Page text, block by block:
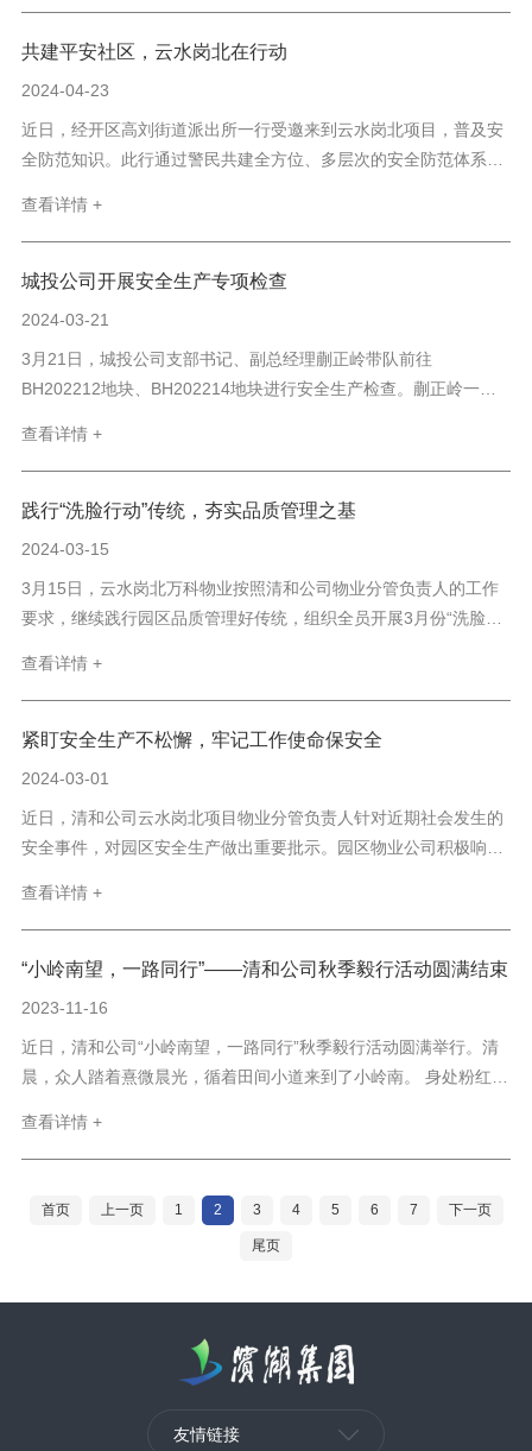
共建平安社区，云水岗北在行动
2024-04-23
近日，经开区高刘街道派出所一行受邀来到云水岗北项目，普及安
全防范知识。此行通过警民共建全方位、多层次的安全防范体系，
安保的相关工作安排及人员资质情况。辖区民警对物业的安保措施
给予肯定，并提出共建平安社区的工作要求。云水岗北分管物业
负...
查看详情 +
城投公司开展安全生产专项检查
2024-03-21
3月21日，城投公司支部书记、副总经理蒯正岭带队前往
BH202212地块、BH202214地块进行安全生产检查。蒯正岭一行
理提出具体要求。 过程中，检查组全面巡查施工现场，重点对各施
工区域内大型施工机械、架体搭设、安全用电、临边防护...
查看详情 +
践行“洗脸行动”传统，夯实品质管理之基
2024-03-15
3月15日，云水岗北万科物业按照清和公司物业分管负责人的工作
要求，继续践行园区品质管理好传统，组织全员开展3月份“洗脸行
“洗脸行动”过程剪影 物业员工在园区商业街集合分工后，紧锣密鼓
地开始了本次“洗脸行动”。经过一下午的不懈努力...
查看详情 +
紧盯安全生产不松懈，牢记工作使命保安全
2024-03-01
近日，清和公司云水岗北项目物业分管负责人针对近期社会发生的
安全事件，对园区安全生产做出重要批示。园区物业公司积极响应
保安全”为主题的安全生产活动。 2月28日14：30，全体员工集合
在会议室，围绕近期发生的安全事件进行学习，反思复...
查看详情 +
“小岭南望，一路同行”——清和公司秋季毅行活动圆满结束
2023-11-16
近日，清和公司“小岭南望，一路同行”秋季毅行活动圆满举行。清
晨，众人踏着熹微晨光，循着田间小道来到了小岭南。 身处粉红色
心态、乘兴而行，增进友谊、携手同行，振奋精神、勇毅前行，发
扬毅行中坚韧不拔、超越自我、团结奋斗的精神，以更加饱满...
查看详情 +
首页 上一页 1 2 3 4 5 6 7 下一页
尾页
友情链接